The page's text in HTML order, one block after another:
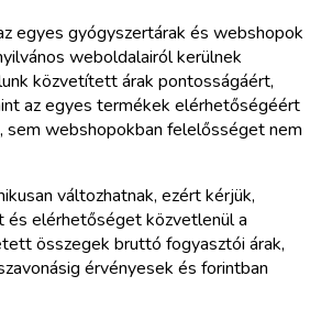
egyes gyógyszertárak és webshopok
weboldalairól kerülnek
közvetített árak pontosságáért,
az egyes termékek elérhetőségéért
sem webshopokban felelősséget nem
változhatnak, ezért kérjük,
és elérhetőséget közvetlenül a
összegek bruttó fogyasztói árak,
érvényesek és forintban